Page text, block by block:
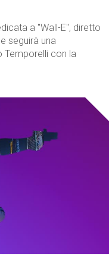
a "Wall-E", diretto
seguirà una
con la